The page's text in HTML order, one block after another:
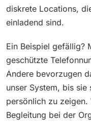
diskrete Locations,
einladend sind.
Ein Beispiel gefällig?
geschützte
Andere bevorzugen
unser System, bis
persönlich zu
Begleitung bei der